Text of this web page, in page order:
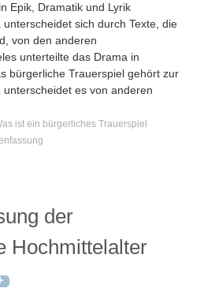
Epik, Dramatik und Lyrik
sich durch Texte, die
von den anderen
unterteilte das Drama in
bürgerliche Trauerspiel gehört zur
es von anderen
ist ein bürgerliches Trauerspiel
der
Hochmittelalter